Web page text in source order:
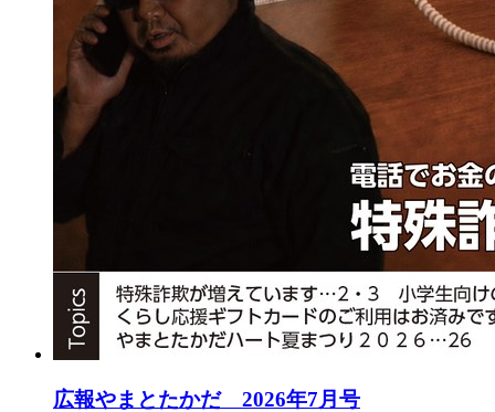
広報やまとたかだ 2026年7月号